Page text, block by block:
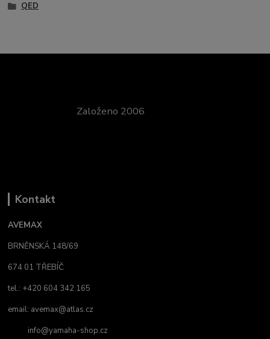
QED
Založeno 2006
Kontakt
AVEMAX
BRNĚNSKÁ 148/69
674 01 TŘEBÍČ
tel.: +420 604 342 165
email: avemax@atlas.cz
info@yamaha-shop.cz